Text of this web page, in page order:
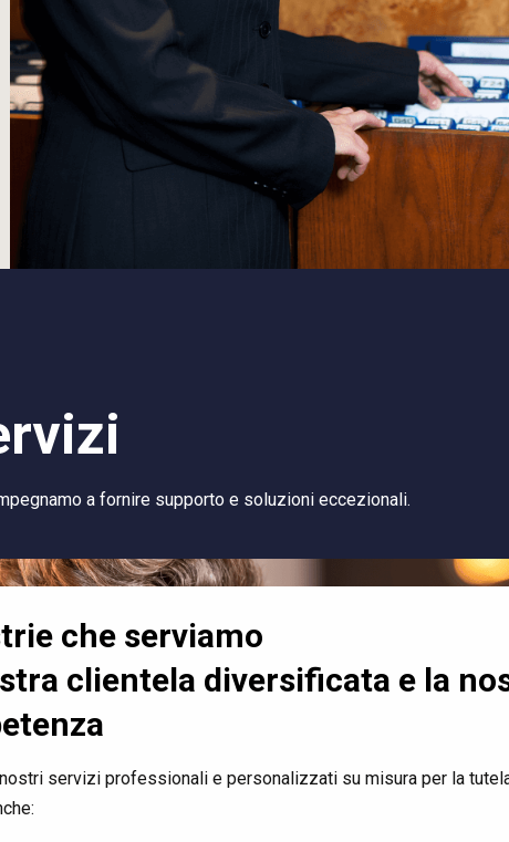
a fornire supporto e soluzioni eccezionali.
che serviamo
clientela diversificata e la
servizi professionali e personalizzati su misura per la